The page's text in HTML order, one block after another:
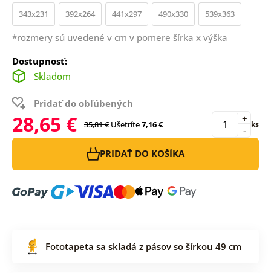
343x231 392x264 441x297 490x330 539x363
*rozmery sú uvedené v cm v pomere šírka x výška
Dostupnosť:
Skladom
Pridať do obľúbených
28,65 € 35,81 € Ušetríte7,16 € -
+ ks
PRIDAŤ DO KOŠÍKA
Fototapeta sa skladá z pásov so šírkou 49 cm